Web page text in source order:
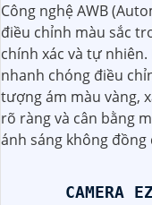
cung cấp hình ảnh
hiện đại, thiết bị tự
động, nâng cao an
Đặc biệtkhả năng
dàng giám sát từ xa
là giải pháp hiệu quả
nghiệp của bạn."
Công nghệ AWB
điều chỉnh màu sắc
chính xác và tự nhiên.
nhanh chóng điều
tượng ám màu vàng,
rõ ràng và cân bằng
ánh sáng không đồng
CAMERA